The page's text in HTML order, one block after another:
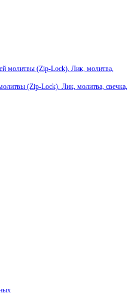
(Zip-Lock). Лик, молитва, свечка,